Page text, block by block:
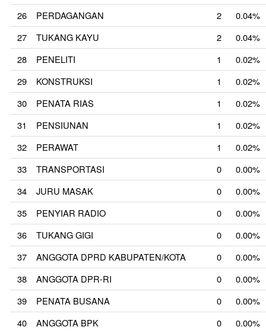
26 PERDAGANGAN 2
0.04%
27
TUKANG KAYU 2
0.04%
28
PENELITI 1
0.02%
29
KONSTRUKSI 1
0.02%
30
PENATA RIAS 1
0.02%
31
PENSIUNAN 1
0.02%
32
PERAWAT 1
0.02%
33
TRANSPORTASI 0
0.00%
34
JURU MASAK 0
0.00%
35
PENYIAR RADIO 0
0.00%
36
TUKANG GIGI 0
0.00%
37
ANGGOTA DPRD KABUPATEN/KOTA 0
0.00%
38
ANGGOTA DPR-RI 0
0.00%
39
PENATA BUSANA 0
0.00%
40
ANGGOTA BPK 0
0.00%